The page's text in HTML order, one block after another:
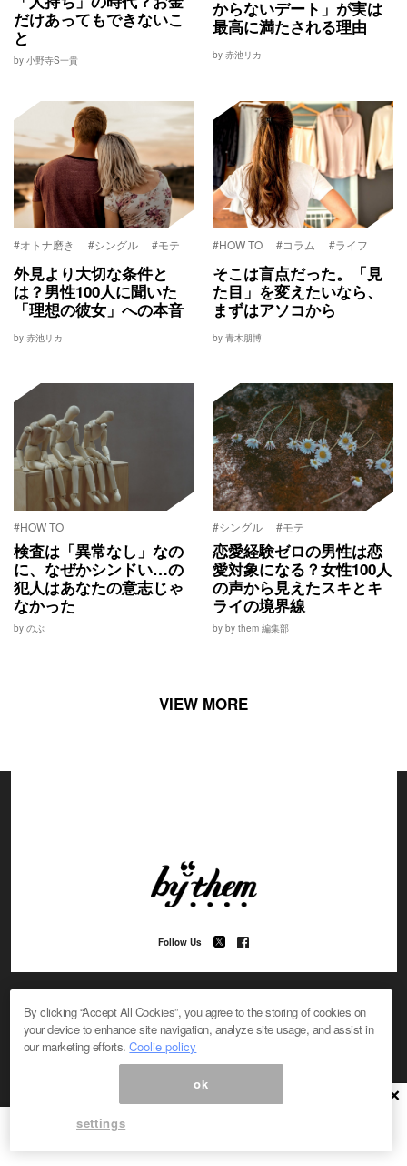
だけあってもできないこ
と
by 小野寺S一貴
からないデート」が実は
最高に満たされる理由
by 赤池リカ
#オトナ磨き #シングル #モテ
外見より大切な条件と
は？男性100人に聞いた
「理想の彼女」への本音
by 赤池リカ
#HOW TO #コラム #ライフ
そこは盲点だった。「見
た目」を変えたいなら、
まずはアソコから
by 青木朋博
#HOW TO
検査は「異常なし」なの
に、なぜかシンドい…の
犯人はあなたの意志じゃ
なかった
by のぶ
#シングル #モテ
恋愛経験ゼロの男性は恋
愛対象になる？女性100人
の声から見えたスキとキ
ライの境界線
by by them 編集部
VIEW MORE
Follow Us
#オトナ磨き
#パートナー
#コン活
#ファッション
×
By clicking “Accept All Cookies”, you agree to the storing of cookies on
your device to enhance site navigation, analyze site usage, and assist in
our marketing efforts.Coolie policy
ok
settings